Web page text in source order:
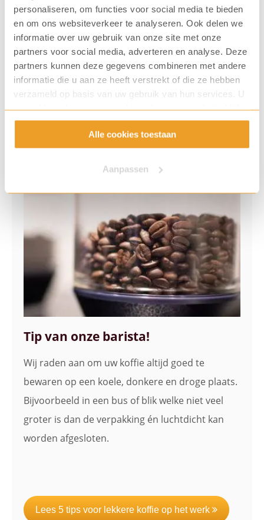
personaliseren, om functies voor social media te bieden
en om ons websiteverkeer te analyseren. Ook delen we
informatie over uw gebruik van onze site met onze
partners voor social media, adverteren en analyse. Deze
partners kunnen deze gegevens combineren met andere
informatie die u aan ze heeft verstrekt of die ze hebben
verzameld op basis van uw gebruik van hun services. U
gaat akkoord met onze cookies als u onze website blijft
gebruiken.
Alle cookies toestaan
Aanpassen
op de volgende kwaliteitskenmerken te letten:
herkomst, soort, productiemethode, branding,
verpakkingswijze en certificering.
Tip van onze barista!
Wij raden aan om uw koffie altijd goed te
bewaren op een koele, donkere en droge plaats.
Bijvoorbeeld in een bus of blik welke niet veel
groter is dan de verpakking én luchtdicht kan
worden afgesloten.
Lees 5 tips voor lekkere koffie op het werk